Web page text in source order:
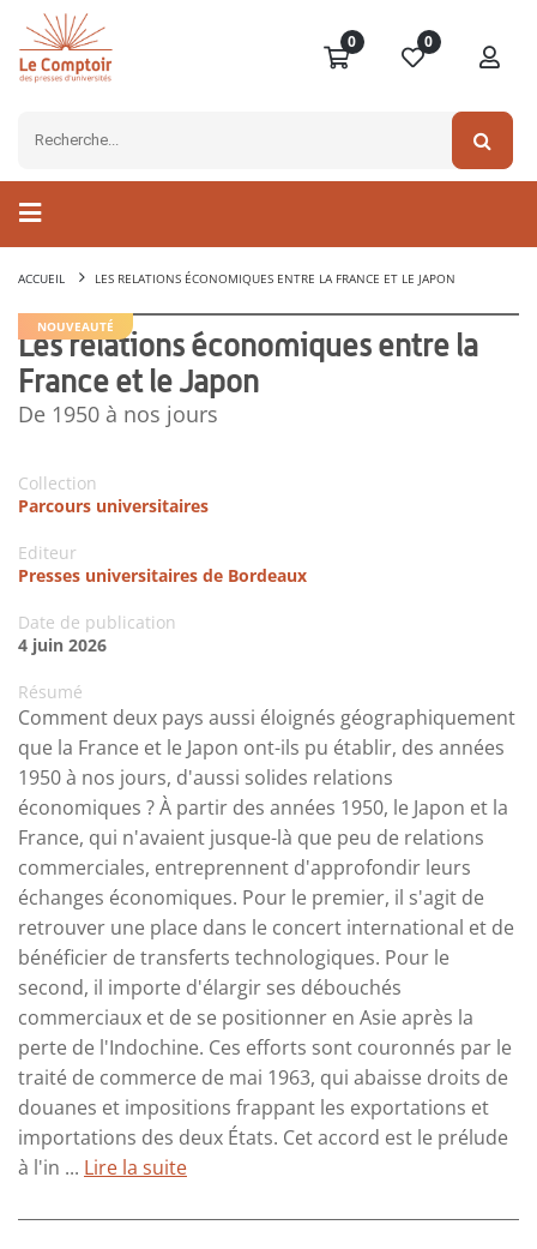
0 0
ACCUEIL LES RELATIONS ÉCONOMIQUES ENTRE LA FRANCE ET LE JAPON
NOUVEAUTÉ
Les relations économiques entre la
France et le Japon
De 1950 à nos jours
Collection
Parcours universitaires
Editeur
Presses universitaires de Bordeaux
Date de publication
4 juin 2026
Résumé
Comment deux pays aussi éloignés géographiquement
que la France et le Japon ont-ils pu établir, des années
1950 à nos jours, d'aussi solides relations
économiques ? À partir des années 1950, le Japon et la
France, qui n'avaient jusque-là que peu de relations
commerciales, entreprennent d'approfondir leurs
échanges économiques. Pour le premier, il s'agit de
retrouver une place dans le concert international et de
bénéficier de transferts technologiques. Pour le
second, il importe d'élargir ses débouchés
commerciaux et de se positionner en Asie après la
perte de l'Indochine. Ces efforts sont couronnés par le
traité de commerce de mai 1963, qui abaisse droits de
douanes et impositions frappant les exportations et
importations des deux États. Cet accord est le prélude
à l'in ... Lire la suite